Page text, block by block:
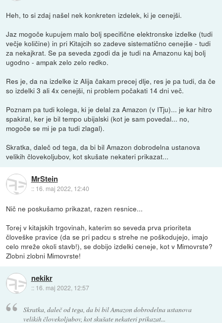
Heh, to si zdaj našel nek konkreten izdelek, ki je cenejši.
Jaz mogoče kupujem malo bolj specifične elektronske izdelke (tudi
večje količine) in pri Kitajcih so zadeve sistematično cenejše - tudi
za nekajkrat. Se pa seveda zgodi da je tudi na Amazonu kaj bolj
ugodno - ampak zelo zelo redko.
Res je, da na izdelke iz Alija čakam precej dlje, res je pa tudi, da če
so izdelki 3 ali 4x cenejši, ni problem počakati 14 dni več.
Poznam pa tudi kolega, ki je delal za Amazon (v ITju)... je kar hitro
spakiral, ker je bil tempo ubijalski (kot je sam povedal... no,
mogoče se mi je pa tudi zlagal).
Skratka, daleč od tega, da bi bil Amazon dobrodelna ustanova
velikih človekoljubov, kot skušate nekateri prikazat...
MrStein
:: 16. maj 2022, 12:40
Nič ne poskušamo prikazat, razen resnice...
Torej v kitajskih trgovinah, katerim so seveda prva prioriteta
človeške pravice (da se pri padcu s strehe ne poškodujejo, imajo
celo mreže okoli stavb!), se dobijo izdelki ceneje, kot v Mimovrste?
Zlobni zlobni Mimovrste!
nekikr
:: 16. maj 2022, 12:57
Skratka, daleč od tega, da bi bil Amazon dobrodelna ustanova
velikih človekoljubov, kot skušate nekateri prikazat...